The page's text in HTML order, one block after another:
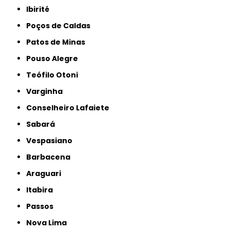
Ibirité
Poços de Caldas
Patos de Minas
Pouso Alegre
Teófilo Otoni
Varginha
Conselheiro Lafaiete
Sabará
Vespasiano
Barbacena
Araguari
Itabira
Passos
Nova Lima